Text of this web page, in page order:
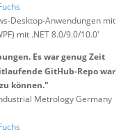
Desktop-Anwendungen mit
mit .NET 8.0/9.0/10.0'
Es war genug Zeit
GitHub-Repo war
können."
Metrology Germany